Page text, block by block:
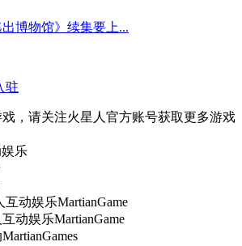
出博物馆》续集要上...
驻
，请关注火星人官方账号获取更多游戏
乐
动娱乐MartianGame
动娱乐MartianGame